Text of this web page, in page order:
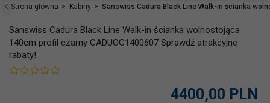
Strona główna Kabiny Sanswiss Cadura Black Line Walk-in ścianka
Sanswiss Cadura Black Line Walk-in ścianka wolnostojąca
140cm profil czarny CADUOG1400607 Sprawdź atrakcyjne
rabaty!
4400,00 PLN